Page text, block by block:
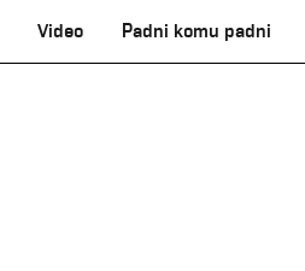
Video Padni komu padni